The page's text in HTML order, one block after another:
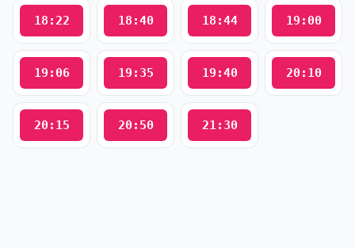
18:22 18:40 18:44 19:00
19:06 19:35 19:40 20:10
20:15 20:50 21:30